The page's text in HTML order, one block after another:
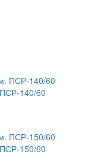
140/60
150/60